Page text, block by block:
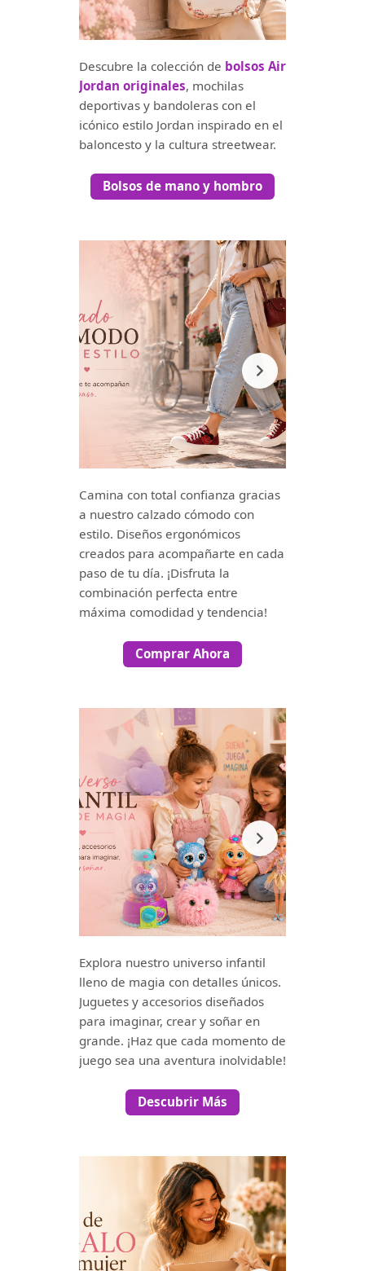
Descubre la colección de bolsos Air
Jordan originales, mochilas
deportivas y bandoleras con el
icónico estilo Jordan inspirado en el
baloncesto y la cultura streetwear.
Bolsos de mano y hombro
Camina con total confianza gracias
a nuestro calzado cómodo con
estilo. Diseños ergonómicos
creados para acompañarte en cada
paso de tu día. ¡Disfruta la
combinación perfecta entre
máxima comodidad y tendencia!
Comprar Ahora
Explora nuestro universo infantil
lleno de magia con detalles únicos.
Juguetes y accesorios diseñados
para imaginar, crear y soñar en
grande. ¡Haz que cada momento de
juego sea una aventura inolvidable!
Descubrir Más